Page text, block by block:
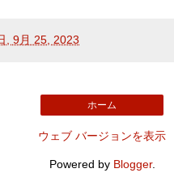
, 9月 25, 2023
ホーム
ウェブ バージョンを表示
Powered by Blogger.